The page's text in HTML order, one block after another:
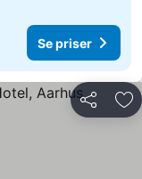
Se priser
Del